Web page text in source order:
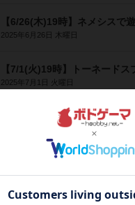
【6/26(木)19時】ネメシスで
2025年6月26日 木曜日
【7/1(火)19時】トーネード
2025年7月1日 火曜日
【7/8(火)19時】ドミニオンで
2025年7月8日 火曜日
2025年7月15日 火曜日